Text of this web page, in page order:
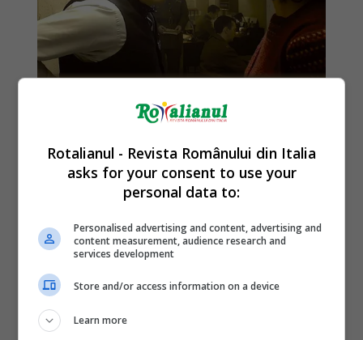
Rotalianul - Revista Românului din Italia
asks for your consent to use your
personal data to:
Personalised advertising and content, advertising and
content measurement, audience research and
services development
Store and/or access information on a device
Learn more